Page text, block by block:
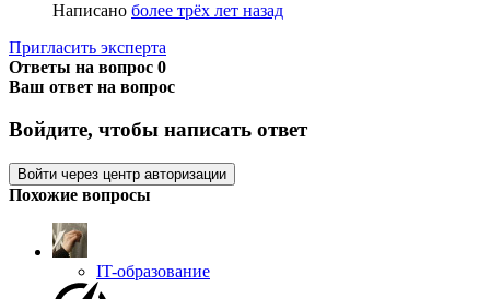
Написано более трёх лет назад
Пригласить эксперта
Ответы на вопрос 0
Ваш ответ на вопрос
Войдите, чтобы написать ответ
Войти через центр авторизации
Похожие вопросы
IT-образование